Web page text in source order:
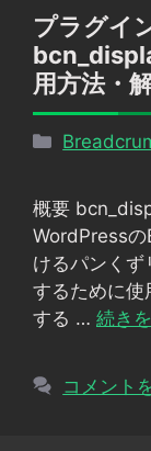
プラグイ
用方法・
カ
リ
ー
概要
WordPress
けるパンく
するために使
する … 続き
コメント